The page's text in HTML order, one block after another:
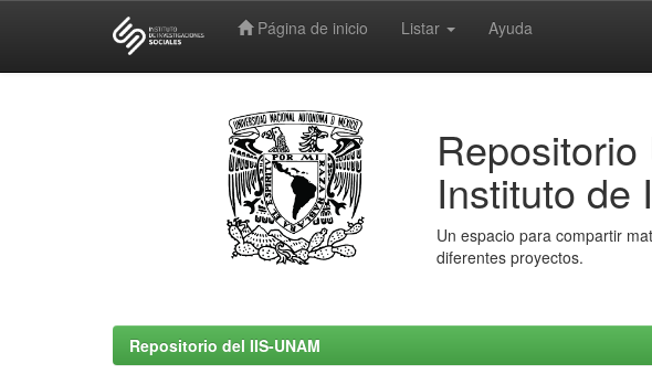
Página de inicio Listar Ayuda
Instituto de
Un espacio para compartir
diferentes proyectos.
Repositorio del IIS-UNAM